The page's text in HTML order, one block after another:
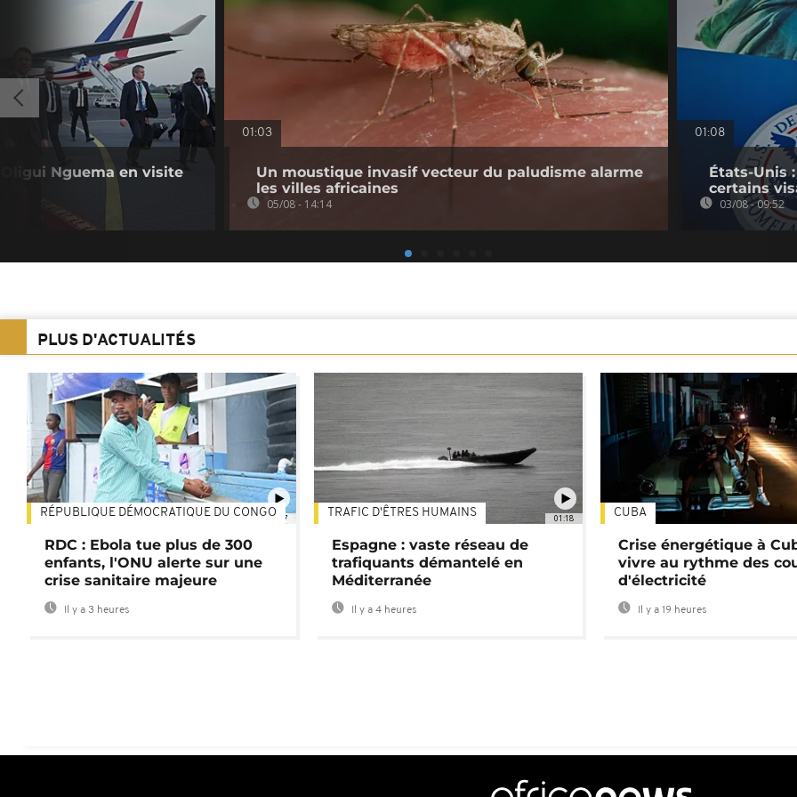
Nguema en visite
01:03
Un moustique invasif vecteur du paludisme alarme
les villes africaines
05/08 - 14:14
01:08
États-Unis
certains
03/08 - 09:52
PLUS D'ACTUALITÉS
01:47
RÉPUBLIQUE DÉMOCRATIQUE DU CONGO
RDC : Ebola tue plus de 300
enfants, l'ONU alerte sur une
crise sanitaire majeure
Il y a 3 heures
01:18
TRAFIC D'ÊTRES HUMAINS
Espagne : vaste réseau de
trafiquants démantelé en
Méditerranée
Il y a 4 heures
CUBA
Crise énergétique à
vivre au rythme des
d'électricité
Il y a 19 heures